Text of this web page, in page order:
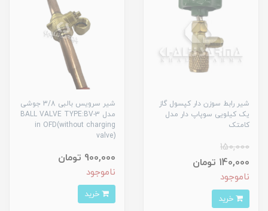
شیر رابط سوزن دار کپسول گاز
یک کیلویی سوپاپ دار مدل
کامتک
150,000
140,000 تومان
ناموجود
شیر سرویس بالبی 3/8 جوشی
مدل BALL VALVE TYPE:BV-3
in OFD(without charging
valve)
900,000 تومان
ناموجود